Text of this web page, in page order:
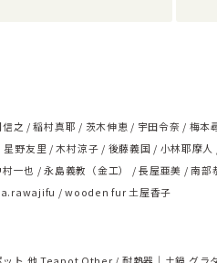
之 稲村真耶 茨木伸恵 宇田令奈 梅本
星野友里 木村涼子 後藤義国 小林耶摩人
村一也 永島義教（金工） 長屋亜美 南部
wooden fur 土屋香子
ット 他 Teapot Other 耐熱器｜土鍋 グラ